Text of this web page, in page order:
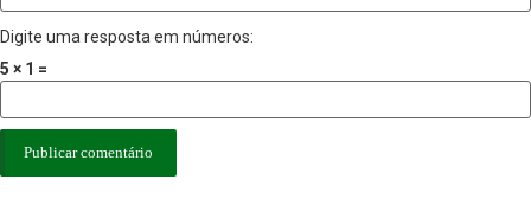
Digite uma resposta em números:
5 × 1 =